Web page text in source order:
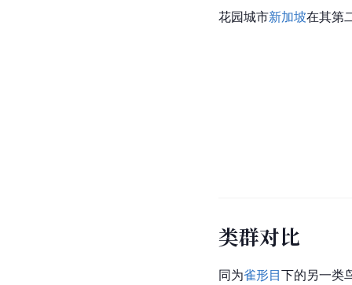
花园城市新加坡在其第
类群对比
同为雀形目下的另一类